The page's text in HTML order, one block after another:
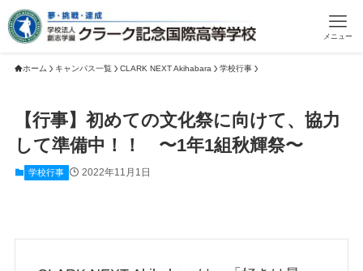
メニュー
ホーム キャンパス一覧 CLARK NEXT Akihabara 学校行事
【行事】初めての文化祭に向けて、協力
して準備中！！ 〜1年1組秋輝祭〜
学校行事 2022年11月1日